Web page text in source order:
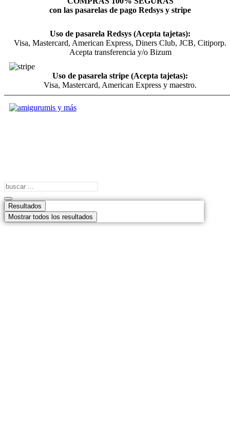
con las pasarelas de pago Redsys y stripe
Uso de pasarela Redsys (Acepta tajetas):
Visa, Mastercard, American Express, Diners Club, JCB, Citiporp.
Acepta transferencia y/o Bizum
Uso de pasarela stripe (Acepta tajetas):
Visa, Mastercard, American Express y maestro.
Search
Resultados
Mostrar todos los resultados